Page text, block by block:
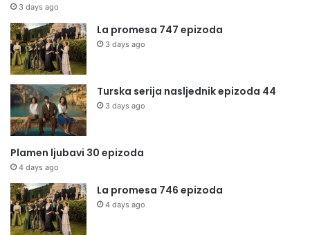
3 days ago
La promesa 747 epizoda
3 days ago
Turska serija nasljednik epizoda 44
3 days ago
Plamen ljubavi 30 epizoda
4 days ago
La promesa 746 epizoda
4 days ago